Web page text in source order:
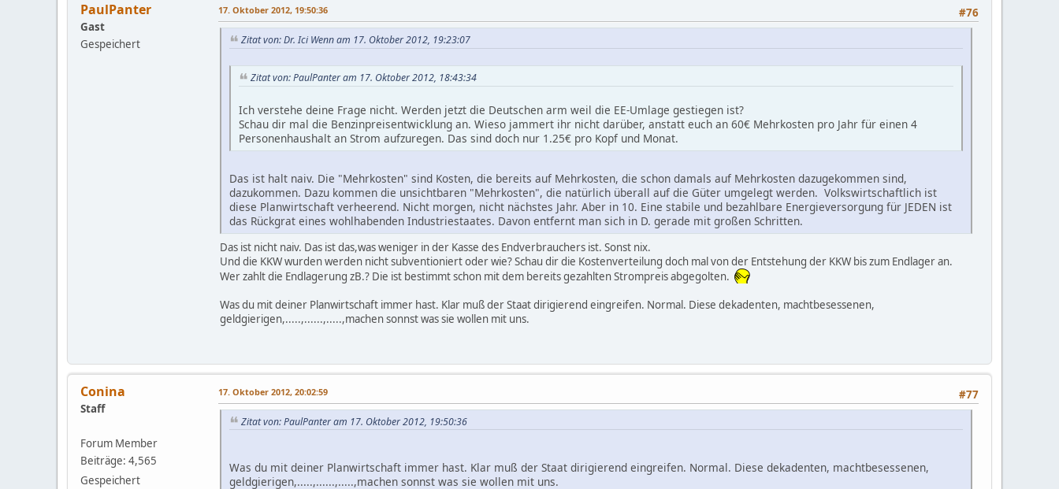
PaulPanter
Gast
Gespeichert
#76
17. Oktober 2012, 19:50:36
Zitat von: Dr. Ici Wenn am 17. Oktober 2012, 19:23:07
Zitat von: PaulPanter am 17. Oktober 2012, 18:43:34
Ich verstehe deine Frage nicht. Werden jetzt die Deutschen arm weil die EE-Umlage gestiegen ist?
Schau dir mal die Benzinpreisentwicklung an. Wieso jammert ihr nicht darüber, anstatt euch an 60€ Mehrkosten pro Jahr für einen 4
Personenhaushalt an Strom aufzuregen. Das sind doch nur 1.25€ pro Kopf und Monat.
Das ist halt naiv. Die "Mehrkosten" sind Kosten, die bereits auf Mehrkosten, die schon damals auf Mehrkosten dazugekommen sind,
dazukommen. Dazu kommen die unsichtbaren "Mehrkosten", die natürlich überall auf die Güter umgelegt werden. Volkswirtschaftlich ist
diese Planwirtschaft verheerend. Nicht morgen, nicht nächstes Jahr. Aber in 10. Eine stabile und bezahlbare Energieversorgung für JEDEN ist
das Rückgrat eines wohlhabenden Industriestaates. Davon entfernt man sich in D. gerade mit großen Schritten.
Das ist nicht naiv. Das ist das,was weniger in der Kasse des Endverbrauchers ist. Sonst nix.
Und die KKW wurden werden nicht subventioniert oder wie? Schau dir die Kostenverteilung doch mal von der Entstehung der KKW bis zum Endlager an.
Wer zahlt die Endlagerung zB.? Die ist bestimmt schon mit dem bereits gezahlten Strompreis abgegolten.
Was du mit deiner Planwirtschaft immer hast. Klar muß der Staat dirigierend eingreifen. Normal. Diese dekadenten, machtbesessenen,
geldgierigen,.....,......,.....,machen sonnst was sie wollen mit uns.
Conina
Staff
Forum Member
Beiträge: 4,565
Gespeichert
#77
17. Oktober 2012, 20:02:59
Zitat von: PaulPanter am 17. Oktober 2012, 19:50:36
Was du mit deiner Planwirtschaft immer hast. Klar muß der Staat dirigierend eingreifen. Normal. Diese dekadenten, machtbesessenen,
geldgierigen,.....,......,.....,machen sonnst was sie wollen mit uns.